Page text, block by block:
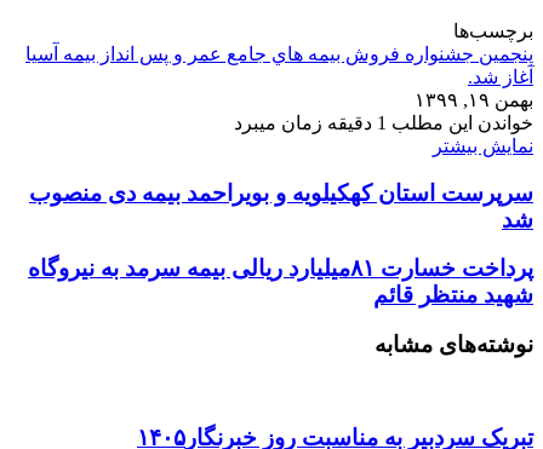
برچسب‌ها
پنجمين جشنواره فروش بيمه هاي جامع عمر و پس انداز بيمه آسيا
آغاز شد.
بهمن ۱۹, ۱۳۹۹
خواندن این مطلب 1 دقیقه زمان میبرد
نمایش بیشتر
سرپرست استان کهکیلویه و بویراحمد بیمه دی منصوب
شد
پرداخت خسارت ۸۱میلیارد ریالی بیمه سرمد به نیروگاه
شهید منتظر قائم
نوشته‌های مشابه
تبریک سردبیر به مناسبت روز خبرنگار۱۴۰۵